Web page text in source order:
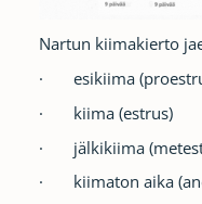
Nartun kiimakierto
· esikiima
· kiima (estrus)
· jälkikiima
· kiimaton aika